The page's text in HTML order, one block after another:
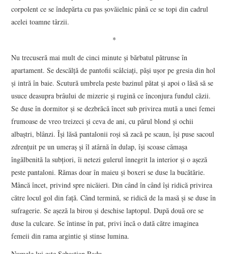
corpolent ce se îndepărta cu pas şovăielnic până ce se topi din cadrul
acelei toamne târzii.
*
Nu trecuseră mai mult de cinci minute şi bărbatul pătrunse în
apartament. Se descălţă de pantofii scâlciaţi, păşi uşor pe gresia din hol
şi intră în baie. Scutură umbrela peste bazinul pătat şi apoi o lăsă să se
usuce deasupra brâului de mizerie şi rugină ce înconjura fundul căzii.
Se duse în dormitor şi se dezbrăcă încet sub privirea mută a unei femei
frumoase de vreo treizeci şi ceva de ani, cu părul blond şi ochii
albaştri, blânzi. Îşi lăsă pantalonii roşi să zacă pe scaun, îşi puse sacoul
zdrenţuit pe un umeraş şi îl atârnă în dulap, îşi scoase cămaşa
îngălbenită la subţiori, îi netezi gulerul înnegrit la interior şi o aşeză
peste pantaloni. Rămas doar în maieu şi boxeri se duse la bucătărie.
Mâncă încet, privind spre nicăieri. Din când în când îşi ridică privirea
către locul gol din faţă. Când termină, se ridică de la masă şi se duse în
sufragerie. Se aşeză la birou şi deschise laptopul. După două ore se
duse la culcare. Se întinse în pat, privi încă o dată către imaginea
femeii din rama argintie şi stinse lumina.